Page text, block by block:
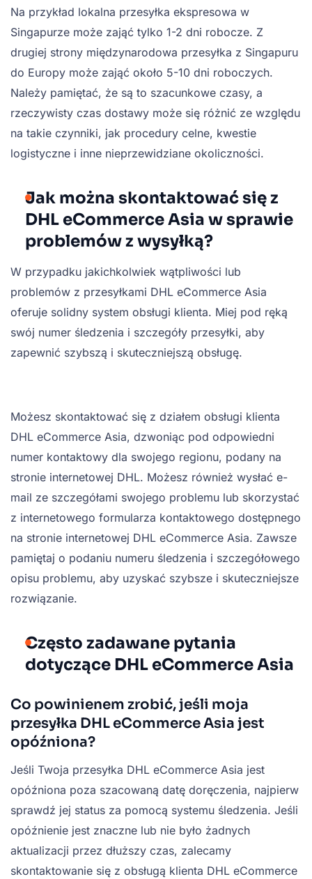
Na przykład lokalna przesyłka ekspresowa w
Singapurze może zająć tylko 1-2 dni robocze. Z
drugiej strony międzynarodowa przesyłka z Singapuru
do Europy może zająć około 5-10 dni roboczych.
Należy pamiętać, że są to szacunkowe czasy, a
rzeczywisty czas dostawy może się różnić ze względu
na takie czynniki, jak procedury celne, kwestie
logistyczne i inne nieprzewidziane okoliczności.
Jak można skontaktować się z
DHL eCommerce Asia w sprawie
problemów z wysyłką?
W przypadku jakichkolwiek wątpliwości lub
problemów z przesyłkami DHL eCommerce Asia
oferuje solidny system obsługi klienta. Miej pod ręką
swój numer śledzenia i szczegóły przesyłki, aby
zapewnić szybszą i skuteczniejszą obsługę.
Możesz skontaktować się z działem obsługi klienta
DHL eCommerce Asia, dzwoniąc pod odpowiedni
numer kontaktowy dla swojego regionu, podany na
stronie internetowej DHL. Możesz również wysłać e-
mail ze szczegółami swojego problemu lub skorzystać
z internetowego formularza kontaktowego dostępnego
na stronie internetowej DHL eCommerce Asia. Zawsze
pamiętaj o podaniu numeru śledzenia i szczegółowego
opisu problemu, aby uzyskać szybsze i skuteczniejsze
rozwiązanie.
Często zadawane pytania
dotyczące DHL eCommerce Asia
Co powinienem zrobić, jeśli moja
przesyłka DHL eCommerce Asia jest
opóźniona?
Jeśli Twoja przesyłka DHL eCommerce Asia jest
opóźniona poza szacowaną datę doręczenia, najpierw
sprawdź jej status za pomocą systemu śledzenia. Jeśli
opóźnienie jest znaczne lub nie było żadnych
aktualizacji przez dłuższy czas, zalecamy
skontaktowanie się z obsługą klienta DHL eCommerce